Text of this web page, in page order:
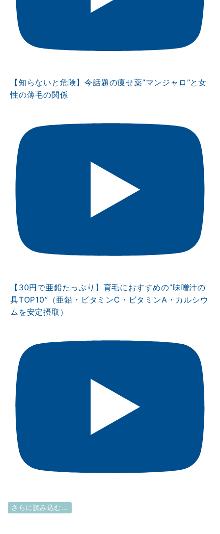
【知らないと危険】今話題の痩せ薬”マンジャロ”と女
性の薄毛の関係
【30円で亜鉛たっぷり】育毛におすすめの”味噌汁の
具TOP10”（亜鉛・ビタミンⅭ・ビタミンA・カルシウ
ムを安定摂取）
さらに読み込む...